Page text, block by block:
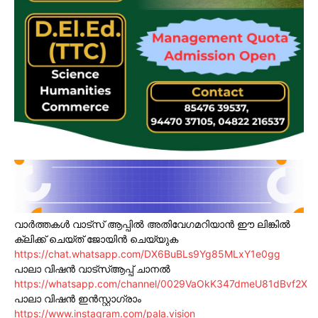
വാർത്തകൾ വാട്സ് ആപ്പിൽ അതിവേഗമറിയാൻ ഈ ലിങ്കിൽ
ക്ലിക്ക് ചെയ്ത് ജോയിൻ ചെയ്യുക
https://chat.whatsapp.com/DX6BuBLs9Yg85MLxY1e0gg
പാലാ വിഷൻ വാട്സ്ആപ്പ് ചാനൽ
https://whatsapp.com/channel/0029VaOkK347dmeU81dBvf2X
പാലാ വിഷൻ ഇൻസ്റ്റാഗ്രാം
https://www.instagram.com/pala.vision